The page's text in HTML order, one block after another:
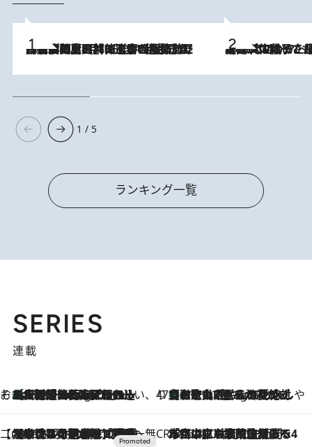
2026.8.8
「最後に見られてよかった」上野動物園の東園パンダ舎が解体前に特別公開。8月16日まで延長されたパネル展と共に辿る“半世紀”のパンダ飼育《解体工事の図面あり》 2026.8.5
【阿川佐和子さんの年とる力】なぜ70代で始めた趣味は“こんなに楽しい”のか？ ピアノ、俳句…スランプに陥っても続けられる“ある秘訣”とは
1 / 5
ランキング一覧
SERIES
連載
そおだよおこの関西おいしい、おやつ紀行11 Hours Ago
［大阪府箕面市］一皿一皿目の前で仕上げられる、料理を巧みに組み込んだアシェットデセールコース「ミチル アシェット デセール（Michiru assiette dessert）」 47都道府県の手みやげ ひんやりスイーツで夏を満喫
11 Hours Ago
【和歌山県】この夏絶対食べたい 冷やしておいしいおやつ3選 みかんがごろっと丸ごと入ったジュレ
【CREA×星野リゾート】唯一無二。癒しと発見が待つ場所へ
2026.8.7
【トンボの足水浴】ヒノキの香りに包まれて涼感マックス！約13℃の湧水かけ流しを避暑地「星野温泉 トンボの湯」で体験 CREA'S CHOICE
2026.8.7
「立川にも歌舞伎があるんだよ」 片岡仁左衛門・市川中車ら豪華座組みで4年目の立川立飛歌舞伎へ